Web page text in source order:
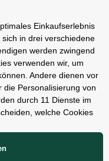
Einkaufserlebnis
in drei verschiedene
werden zwingend
verwenden wir, um
Andere dienen vor
Personalisierung von
durch 11 Dienste im
welche Cookies